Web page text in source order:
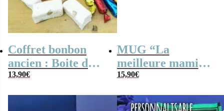
Coffret bonbon
ancien : Boite de
conserve remplie
une super mamie”
13,90€
MUG “La
meilleure mamie
du monde ” –
– Cadeau Mamie
15,90€